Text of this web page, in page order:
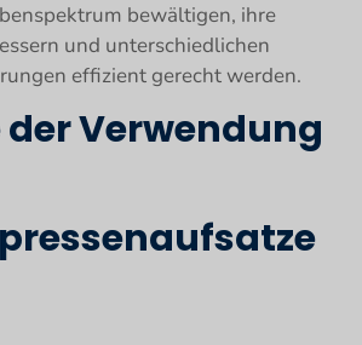
bewältigen, ihre
und unterschiedlichen
effizient gerecht werden.
Verwendung